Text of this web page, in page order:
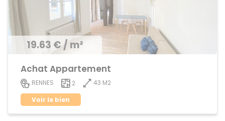
19.63 € / m²
Achat Appartement
RENNES 2
43 M2
Voir le bien